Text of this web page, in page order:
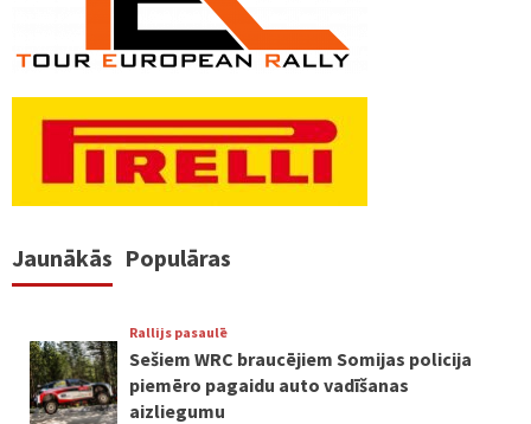
Jaunākās Populāras
Rallijs pasaulē
Sešiem WRC braucējiem Somijas policija
piemēro pagaidu auto vadīšanas
aizliegumu